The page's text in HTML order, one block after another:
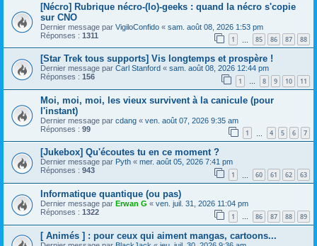
[Nécro] Rubrique nécro-(lo)-geeks : quand la nécro s'copie
sur CNO
Dernier message par VigiloConfido « sam. août 08, 2026 1:53 pm
Réponses : 1311 1 85 86 87 88
[Star Trek tous supports] Vis longtemps et prospère !
Dernier message par Carl Stanford « sam. août 08, 2026 12:44 pm
Réponses : 156 1 … 8 9 10 11
Moi, moi, moi, les vieux survivent à la canicule (pour
l'instant)
Dernier message par cdang « ven. août 07, 2026 9:35 am
Réponses : 99 1 4 5 6 7
[Jukebox] Qu'écoutes tu en ce moment ?
Dernier message par Pyth « mer. août 05, 2026 7:41 pm
Réponses : 943 1 60 61 62 63
Informatique quantique (ou pas)
Dernier message par Erwan G « ven. juil. 31, 2026 11:04 pm
Réponses : 1322 1 … 86 87 88 89
[ Animés ] : pour ceux qui aiment mangas, cartoons...